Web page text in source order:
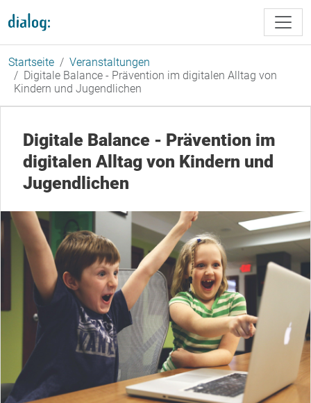
Startseite
Veranstaltungen
Digitale Balance - Prävention im digitalen Alltag von
Kindern und Jugendlichen
Digitale Balance - Prävention im
digitalen Alltag von Kindern und
Jugendlichen